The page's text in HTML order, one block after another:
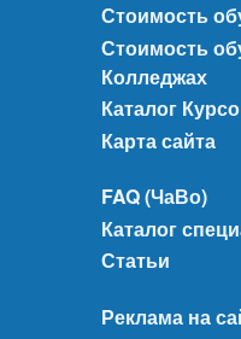
Стоимость
Стоимость
Колледжах
Каталог
Карта сайта
FAQ (ЧаВо)
Каталог
Статьи
Реклама на